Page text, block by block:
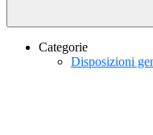
Categorie
Disposizioni